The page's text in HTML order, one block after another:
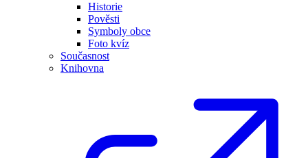
Historie
Pověsti
Symboly obce
Foto kvíz
Současnost
Knihovna